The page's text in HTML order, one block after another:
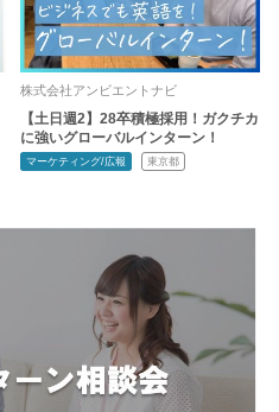
株式会社アンビエントナビ
【土日週2】28卒積極採用！ガクチカ
に強いグローバルインターン！
マーケティング/広報 東京都